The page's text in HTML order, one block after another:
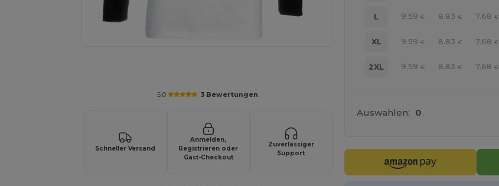
5.0 3 Bewertungen
Schneller Versand
Anmelden,
Registrieren oder
Gast-Checkout
Zuverlässiger
Support
L 9.59 € 8.83 € 7.68 €
XL 9.59 € 8.83 € 7.68 €
2XL 9.59 € 8.83 € 7.68 €
Auswahlen: 0